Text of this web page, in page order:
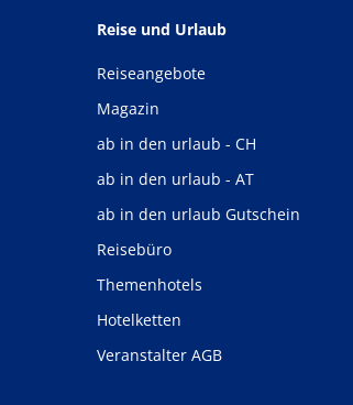
Reise und Urlaub
Reiseangebote
Magazin
ab in den urlaub - CH
ab in den urlaub - AT
ab in den urlaub Gutschein
Reisebüro
Themenhotels
Hotelketten
Veranstalter AGB